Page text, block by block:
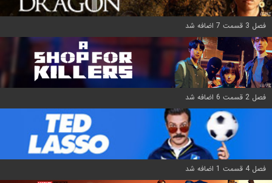
فصل 3 قسمت 7 اضافه شد
فصل 2 قسمت 6 اضافه شد
فصل 4 قسمت 1 اضافه شد